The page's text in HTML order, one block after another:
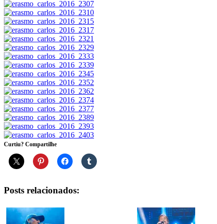
Curtiu? Compartilhe
Posts relacionados: